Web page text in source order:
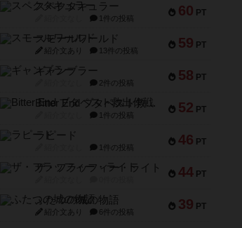
60 PT
スペクタキュラー
1件の投稿
59 PT
スモールワールド
紹介文あり 13件の投稿
58 PT
ギャンブラー
2件の投稿
52 PT
Bitter End ブタペスト救出作戦
1件の投稿
46 PT
ラピード
1件の投稿
44 PT
ザ・フラッフィー・ライト
39 PT
ふたつの城の物語
紹介文あり 6件の投稿